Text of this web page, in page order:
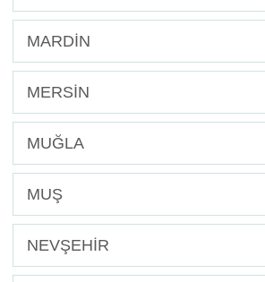
MARDİN
MERSİN
MUĞLA
MUŞ
NEVŞEHİR